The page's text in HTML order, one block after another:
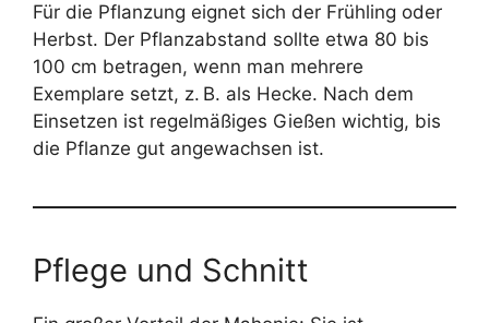
Für die Pflanzung eignet sich der Frühling oder
Herbst. Der Pflanzabstand sollte etwa 80 bis
100 cm betragen, wenn man mehrere
Exemplare setzt, z. B. als Hecke. Nach dem
Einsetzen ist regelmäßiges Gießen wichtig, bis
die Pflanze gut angewachsen ist.
Pflege und Schnitt